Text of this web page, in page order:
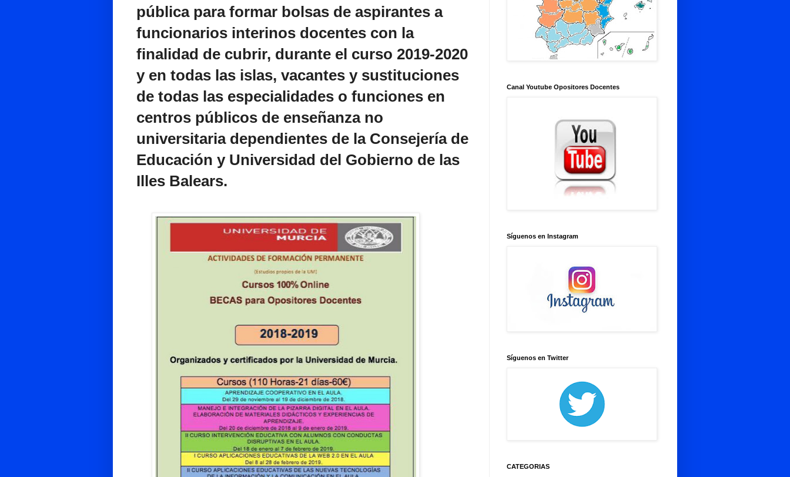
pública para formar bolsas de aspirantes a
funcionarios interinos docentes con la
finalidad de cubrir, durante el curso 2019-2020
y en todas las islas, vacantes y sustituciones
de todas las especialidades o funciones en
centros públicos de enseñanza no
universitaria dependientes de la Consejería de
Educación y Universidad del Gobierno de las
Illes Balears.
Canal Youtube Opositores Docentes
Síguenos en Instagram
Síguenos en Twitter
CATEGORIAS